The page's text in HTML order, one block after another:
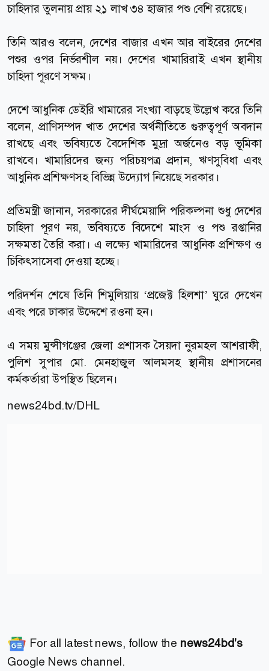
চাহিদার তুলনায় প্রায় ২১ লাখ ৩৪ হাজার পশু বেশি রয়েছে।
তিনি আরও বলেন, দেশের বাজার এখন আর বাইরের দেশের
পশুর ওপর নির্ভরশীল নয়। দেশের খামারিরাই এখন স্থানীয়
চাহিদা পূরণে সক্ষম।
দেশে আধুনিক ডেইরি খামারের সংখ্যা বাড়ছে উল্লেখ করে তিনি
বলেন, প্রাণিসম্পদ খাত দেশের অর্থনীতিতে গুরুত্বপূর্ণ অবদান
রাখছে এবং ভবিষ্যতে বৈদেশিক মুদ্রা অর্জনেও বড় ভূমিকা
রাখবে। খামারিদের জন্য পরিচয়পত্র প্রদান, ঋণসুবিধা এবং
আধুনিক প্রশিক্ষণসহ বিভিন্ন উদ্যোগ নিয়েছে সরকার।
প্রতিমন্ত্রী জানান, সরকারের দীর্ঘমেয়াদি পরিকল্পনা শুধু দেশের
চাহিদা পূরণ নয়, ভবিষ্যতে বিদেশে মাংস ও পশু রপ্তানির
সক্ষমতা তৈরি করা। এ লক্ষ্যে খামারিদের আধুনিক প্রশিক্ষণ ও
চিকিৎসাসেবা দেওয়া হচ্ছে।
পরিদর্শন শেষে তিনি শিমুলিয়ায় ‘প্রজেক্ট হিলশা’ ঘুরে দেখেন
এবং পরে ঢাকার উদ্দেশে রওনা হন।
এ সময় মুন্সীগঞ্জের জেলা প্রশাসক সৈয়দা নুরমহল আশরাফী,
পুলিশ সুপার মো. মেনহাজুল আলমসহ স্থানীয় প্রশাসনের
কর্মকর্তারা উপস্থিত ছিলেন।
news24bd.tv/DHL
For all latest news, follow the news24bd's
Google News channel.